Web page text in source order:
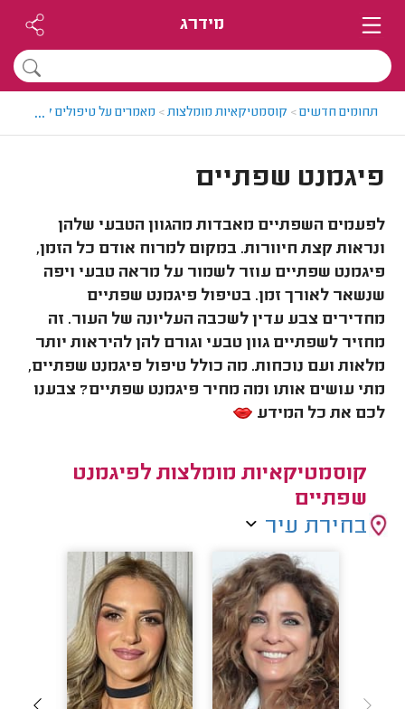
מידרג
תחומים חדשים> קוסמטיקאיות מומלצות> מאמרים על טיפולים קוסמטיים
...
פיגמנט שפתיים
לפעמים השפתיים מאבדות מהגוון הטבעי שלהן
ונראות קצת חיוורות. במקום למרוח אודם כל הזמן,
פיגמנט שפתיים עוזר לשמור על מראה טבעי ויפה
שנשאר לאורך זמן. בטיפול פיגמנט שפתיים
מחדירים צבע עדין לשכבה העליונה של העור. זה
מחזיר לשפתיים גוון טבעי וגורם להן להיראות יותר
מלאות ועם נוכחות. מה כולל טיפול פיגמנט שפתיים,
מתי עושים אותו ומה מחיר פיגמנט שפתיים? צבענו
לכם את כל המידע
קוסמטיקאיות מומלצות לפיגמנט
שפתיים
בחירת עיר